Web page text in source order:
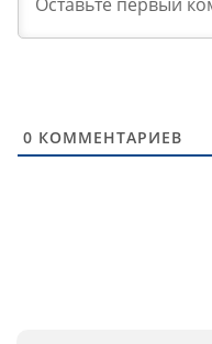
0 КОММЕНТАРИЕВ